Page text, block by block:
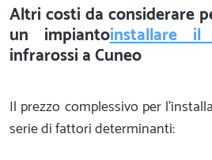
Altri costi da considerare
un impiantoinstallare il
infrarossi a Cuneo
Il prezzo complessivo per
serie di fattori determinanti: